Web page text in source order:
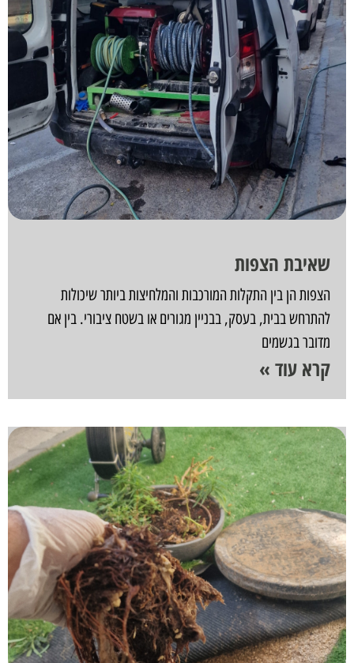
שאיבת הצפות
הצפות הן בין התקלות המורכבות והמלחיצות ביותר שיכולות
להתרחש בבית, בעסק, בבניין מגורים או בשטח ציבורי. בין אם
מדובר בגשמים
קרא עוד »